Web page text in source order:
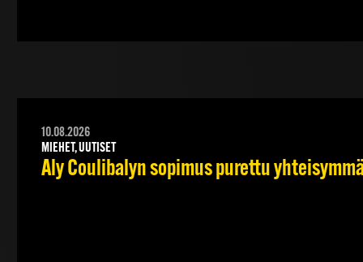
10.08.2026
MIEHET, UUTISET
Aly Coulibalyn sopimus purettu